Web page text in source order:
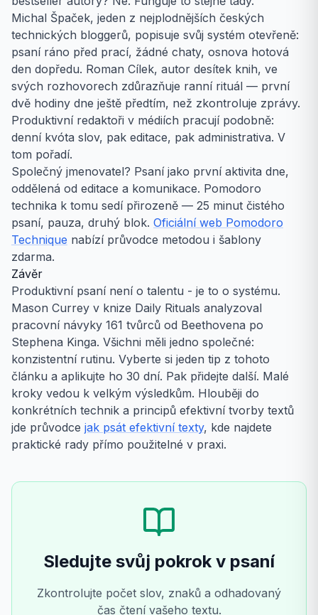
Michal Špaček, jeden z nejplodnějších českých
technických bloggerů, popisuje svůj systém otevřeně:
psaní ráno před prací, žádné chaty, osnova hotová
den dopředu. Roman Cílek, autor desítek knih, ve
svých rozhovorech zdůrazňuje ranní rituál — první
dvě hodiny dne ještě předtím, než zkontroluje zprávy.
Produktivní redaktoři v médiích pracují podobně:
denní kvóta slov, pak editace, pak administrativa. V
tom pořadí.
Společný jmenovatel? Psaní jako první aktivita dne,
oddělená od editace a komunikace. Pomodoro
technika k tomu sedí přirozeně — 25 minut čistého
psaní, pauza, druhý blok. Oficiální web Pomodoro
Technique nabízí průvodce metodou i šablony
zdarma.
Závěr
Produktivní psaní není o talentu - je to o systému.
Mason Currey v knize Daily Rituals analyzoval
pracovní návyky 161 tvůrců od Beethovena po
Stephena Kinga. Všichni měli jedno společné:
konzistentní rutinu. Vyberte si jeden tip z tohoto
článku a aplikujte ho 30 dní. Pak přidejte další. Malé
kroky vedou k velkým výsledkům. Hlouběji do
konkrétních technik a principů efektivní tvorby textů
jde průvodce jak psát efektivní texty, kde najdete
praktické rady přímo použitelné v praxi.
Sledujte svůj pokrok v psaní
Zkontrolujte počet slov, znaků a odhadovaný
čas čtení vašeho textu.